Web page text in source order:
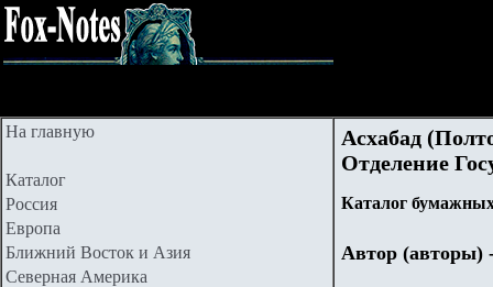
На главную
Каталог
Россия
Европа
Ближний Восток и Азия
Северная Америка
Асхабад
Отделение
Каталог
Автор (авторы)